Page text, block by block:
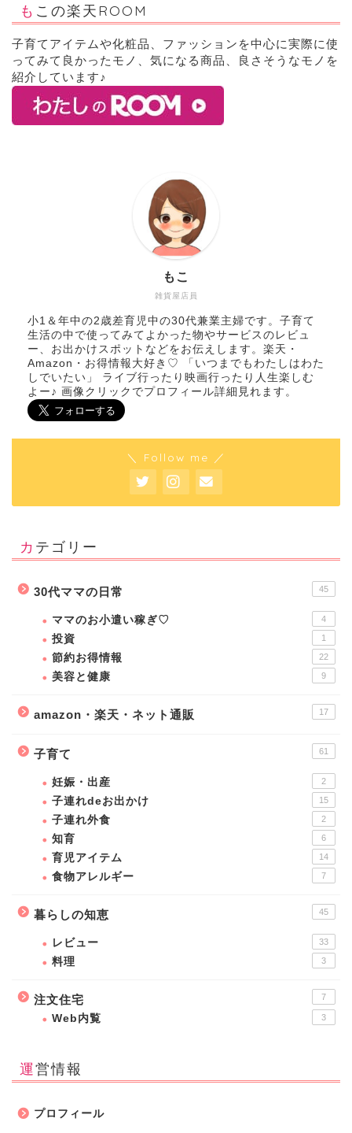
もこの楽天ROOM
子育てアイテムや化粧品、ファッションを中心に実際に使
ってみて良かったモノ、気になる商品、良さそうなモノを
紹介しています♪
雑貨屋店員
もこ
小1＆年中の2歳差育児中の30代兼業主婦です。子育て
生活の中で使ってみてよかった物やサービスのレビュ
ー、お出かけスポットなどをお伝えします。楽天・
Amazon・お得情報大好き♡ 「いつまでもわたしはわた
しでいたい」 ライブ行ったり映画行ったり人生楽しむ
よー♪ 画像クリックでプロフィール詳細見れます。
＼ Follow me ／
カテゴリー
30代ママの日常 45
ママのお小遣い稼ぎ♡ 4
投資 1
節約お得情報 22
美容と健康 9
amazon・楽天・ネット通販 17
子育て 61
妊娠・出産 2
子連れdeお出かけ 15
子連れ外食 2
知育 6
育児アイテム 14
食物アレルギー 7
暮らしの知恵 45
レビュー 33
料理 3
注文住宅 7
Web内覧 3
運営情報
プロフィール